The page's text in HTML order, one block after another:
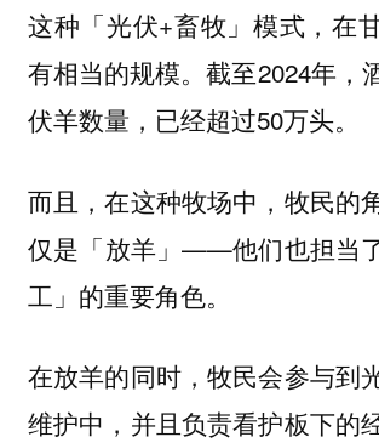
这种「光伏+畜牧」模式，在
有相当的规模。截至2024年，
伏羊数量，已经超过50万头。
而且，在这种牧场中，牧民的
仅是「放羊」——他们也担当
工」的重要角色。
在放羊的同时，牧民会参与到
维护中，并且负责看护板下的